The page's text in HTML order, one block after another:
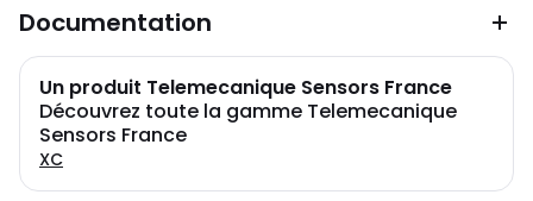
Documentation
Un produit Telemecanique Sensors France
Découvrez toute la gamme Telemecanique
Sensors France
XC